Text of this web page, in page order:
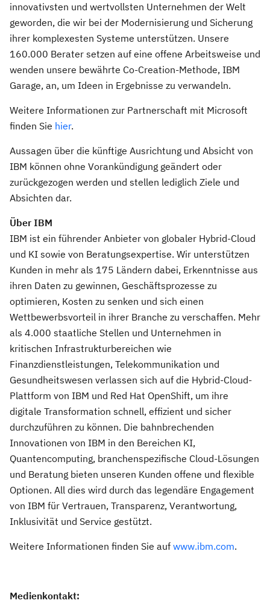
innovativsten und wertvollsten Unternehmen der Welt
geworden, die wir bei der Modernisierung und Sicherung
ihrer komplexesten Systeme unterstützen. Unsere
160.000 Berater setzen auf eine offene Arbeitsweise und
wenden unsere bewährte Co-Creation-Methode, IBM
Garage, an, um Ideen in Ergebnisse zu verwandeln.
Weitere Informationen zur Partnerschaft mit Microsoft
finden Sie hier.
Aussagen über die künftige Ausrichtung und Absicht von
IBM können ohne Vorankündigung geändert oder
zurückgezogen werden und stellen lediglich Ziele und
Absichten dar.
Über IBM
IBM ist ein führender Anbieter von globaler Hybrid-Cloud
und KI sowie von Beratungsexpertise. Wir unterstützen
Kunden in mehr als 175 Ländern dabei, Erkenntnisse aus
ihren Daten zu gewinnen, Geschäftsprozesse zu
optimieren, Kosten zu senken und sich einen
Wettbewerbsvorteil in ihrer Branche zu verschaffen. Mehr
als 4.000 staatliche Stellen und Unternehmen in
kritischen Infrastrukturbereichen wie
Finanzdienstleistungen, Telekommunikation und
Gesundheitswesen verlassen sich auf die Hybrid-Cloud-
Plattform von IBM und Red Hat OpenShift, um ihre
digitale Transformation schnell, effizient und sicher
durchzuführen zu können. Die bahnbrechenden
Innovationen von IBM in den Bereichen KI,
Quantencomputing, branchenspezifische Cloud-Lösungen
und Beratung bieten unseren Kunden offene und flexible
Optionen. All dies wird durch das legendäre Engagement
von IBM für Vertrauen, Transparenz, Verantwortung,
Inklusivität und Service gestützt.
Weitere Informationen finden Sie auf www.ibm.com.
Medienkontakt: